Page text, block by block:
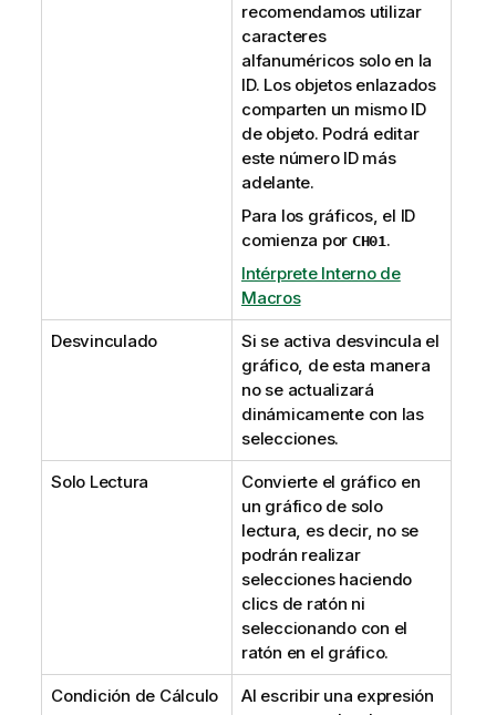
recomendamos utilizar
caracteres
alfanuméricos solo en la
ID. Los objetos enlazados
comparten un mismo ID
de objeto. Podrá editar
este número ID más
adelante.
Para los gráficos, el ID
comienza por CH01.
Intérprete Interno de
Macros
Desvinculado
Si se activa desvincula el
gráfico, de esta manera
no se actualizará
dinámicamente con las
selecciones.
Solo Lectura
Convierte el gráfico en
un gráfico de solo
lectura, es decir, no se
podrán realizar
selecciones haciendo
clics de ratón ni
seleccionando con el
ratón en el gráfico.
Condición de Cálculo
Al escribir una expresión